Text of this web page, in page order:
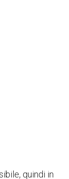
quindi in